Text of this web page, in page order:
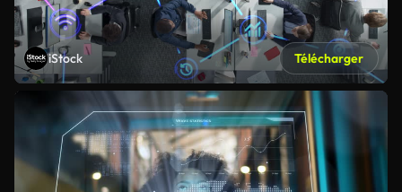
iStock Télécharger